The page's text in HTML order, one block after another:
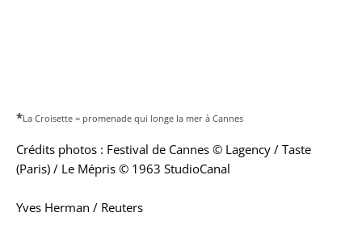
*La Croisette = promenade qui longe la mer à Cannes
Crédits photos : Festival de Cannes © Lagency / Taste
(Paris) / Le Mépris © 1963 StudioCanal
Yves Herman / Reuters